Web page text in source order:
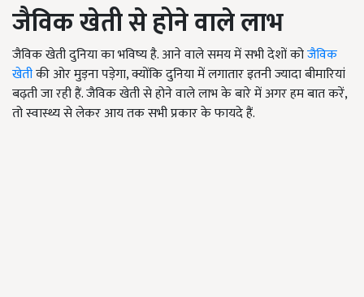
जैविक खेती से होने वाले लाभ
जैविक खेती दुनिया का भविष्य है. आने वाले समय में सभी देशों कोजैविक
खेतीकी ओर मुड़ना पड़ेगा, क्योंकि दुनिया में लगातार इतनी ज्यादा बीमारियां
बढ़ती जा रही हैं. जैविक खेती से होने वाले लाभ के बारे में अगर हम बात करें,
तो स्वास्थ्य से लेकर आय तक सभी प्रकार के फायदे हैं.